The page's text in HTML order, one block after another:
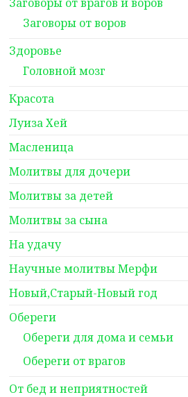
Заговоры от воров
Здоровье
Головной мозг
Красота
Луиза Хей
Масленица
Молитвы для дочери
Молитвы за детей
Молитвы за сына
На удачу
Научные молитвы Мерфи
Новый,Старый-Новый год
Обереги
Обереги для дома и семьи
Обереги от врагов
От бед и неприятностей